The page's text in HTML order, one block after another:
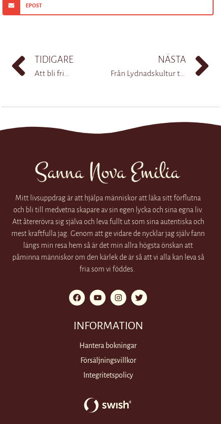
EPOST
TIDIGARE
Att bli fri…
NÄSTA
Från Lydnadskultur till Ansvarskultur
Mitt livsuppdrag är att hjälpa människor att läka sitt förflutna
och bli till medvetna skapare av sin egen lycka och sina egna liv.
Att återerövra sig själva och leva fullt ut som sina autentiska och
mest kraftfulla jag. Genom att ge vidare de nycklar jag själv fann
längs min resa hem så är det min allra högsta önskan att
påminna människor om den kärlek de är så att vi alla kan leva så
fria som vi föddes.
INFORMATION
Hantera bokningar
Försäljningsvillkor
Integritetspolicy